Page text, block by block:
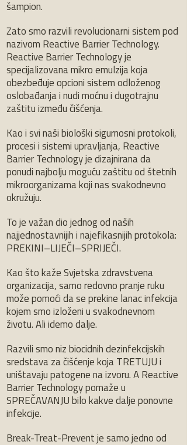
šampion.
Zato smo razvili revolucionarni sistem pod
nazivom Reactive Barrier Technology.
Reactive Barrier Technology je
specijalizovana mikro emulzija koja
obezbeđuje opcioni sistem odloženog
oslobađanja i nudi moćnu i dugotrajnu
zaštitu između čišćenja.
Kao i svi naši biološki sigurnosni protokoli,
procesi i sistemi upravljanja, Reactive
Barrier Technology je dizajnirana da
ponudi najbolju moguću zaštitu od štetnih
mikroorganizama koji nas svakodnevno
okružuju.
To je važan dio jednog od naših
najjednostavnijih i najefikasnijih protokola:
PREKINI–LIJEČI–SPRIJEČI.
Kao što kaže Svjetska zdravstvena
organizacija, samo redovno pranje ruku
može pomoći da se prekine lanac infekcija
kojem smo izloženi u svakodnevnom
životu. Ali idemo dalje.
Razvili smo niz biocidnih dezinfekcijskih
sredstava za čišćenje koja TRETUJU i
uništavaju patogene na izvoru. A Reactive
Barrier Technology pomaže u
SPREČAVANJU bilo kakve dalje ponovne
infekcije.
Break-Treat-Prevent je samo jedno od